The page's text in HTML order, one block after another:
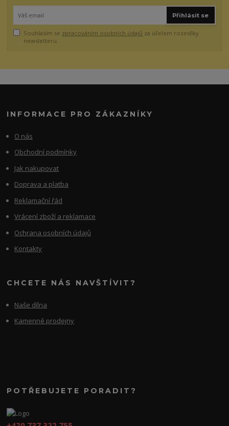
Přihlásit se
Souhlasím se zpracováním osobních údajů za účelem rozesílky
newsletteru.
INFORMACE PRO ZÁKAZNÍKY
O nás
Obchodní podmínky
Jak nakupovat
Doprava a platba
Reklamační řád
Vrácení zboží a reklamace
Ochrana osobních údajů
Kontakty
CHCETE NÁS NAVŠTÍVIT?
Naše dílna
Kamenné prodejny
POTŘEBUJETE PORADIT?